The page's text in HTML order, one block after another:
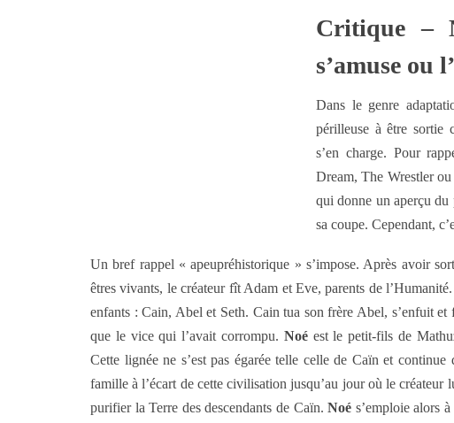
Critique –
s’amuse ou
Dans le genre
périlleuse à être sortie
s’en charge. Pour
Dream, The Wrestler
qui donne un aperçu du
sa coupe. Cependant,
Un bref rappel « apeupréhistorique » s’impose. Après avoir
êtres vivants, le créateur fît Adam et Eve, parents de
enfants : Cain, Abel et Seth. Cain tua son frère Abel, s’enfuit
que le vice qui l’avait corrompu. Noéest le petit-fils de
Cette lignée ne s’est pas égarée telle celle de Caïn et
famille à l’écart de cette civilisation jusqu’au jour où le
purifier la Terre des descendants de Caïn.Noé s’emploie alors